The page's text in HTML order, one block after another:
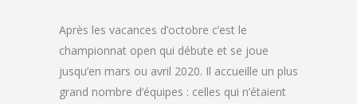
Après les vacances d’octobre c’est le
championnat open qui débute et se joue
jusqu’en mars ou avril 2020. Il accueille un plus
grand nombre d’équipes : celles qui n’étaient